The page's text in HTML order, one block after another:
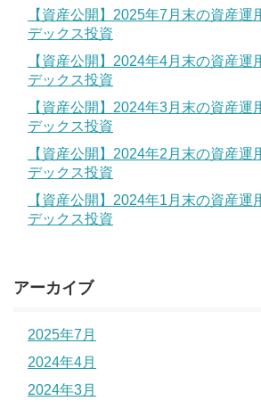
【資産公開】2025年7月末の資産運
デックス投資
【資産公開】2024年4月末の資産運
デックス投資
【資産公開】2024年3月末の資産運
デックス投資
【資産公開】2024年2月末の資産運
デックス投資
【資産公開】2024年1月末の資産運
デックス投資
アーカイブ
2025年7月
2024年4月
2024年3月